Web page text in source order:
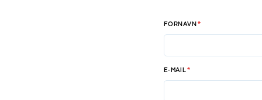
I
T
FORNAVN*
E-MAIL*